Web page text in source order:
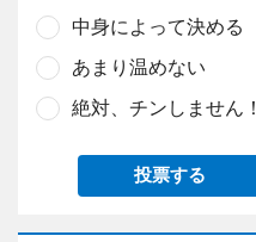
中身によって決める
あまり温めない
絶対、チンしません！
投票する